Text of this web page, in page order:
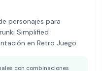
personajes para
Simplified
en Retro Juego.
con combinaciones